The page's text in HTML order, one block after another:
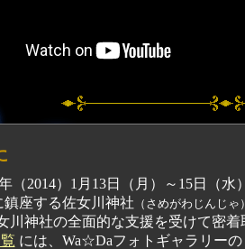
（2014）1月13日（月）～15日（水
鎮座する佐女川神社 （さめがわじんじゃ
川神社の全面的な支援を受けて密
には、Wa☆Daフォトギャラリー